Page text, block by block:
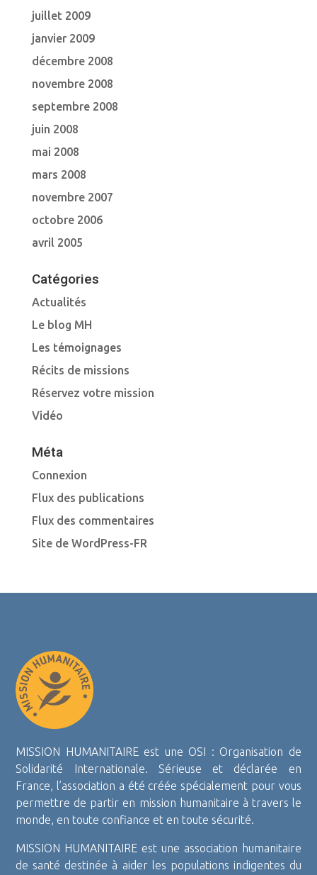
juillet 2009
janvier 2009
décembre 2008
novembre 2008
septembre 2008
juin 2008
mai 2008
mars 2008
novembre 2007
octobre 2006
avril 2005
Catégories
Actualités
Le blog MH
Les témoignages
Récits de missions
Réservez votre mission
Vidéo
Méta
Connexion
Flux des publications
Flux des commentaires
Site de WordPress-FR
MISSION HUMANITAIRE est une OSI : Organisation de
Solidarité Internationale. Sérieuse et déclarée en
France, l’association a été créée spécialement pour vous
permettre de partir en mission humanitaire à travers le
monde, en toute confiance et en toute sécurité.
MISSION HUMANITAIRE est une association humanitaire
de santé destinée à aider les populations indigentes du